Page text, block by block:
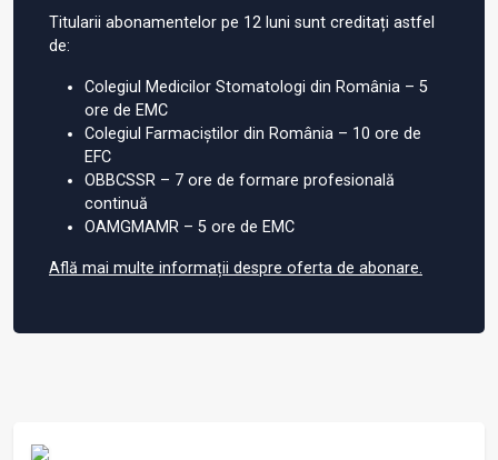
Titularii abonamentelor pe 12 luni sunt creditați astfel
de:
Colegiul Medicilor Stomatologi din România – 5
ore de EMC
Colegiul Farmaciștilor din România – 10 ore de
EFC
OBBCSSR – 7 ore de formare profesională
continuă
OAMGMAMR – 5 ore de EMC
Află mai multe informații despre oferta de abonare.